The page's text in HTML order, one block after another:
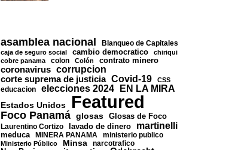
asamblea nacional Blanqueo de Capitales
caja de seguro social cambio democratico
chiriqui
cobre panama
colon Colón contrato minero
coronavirus corrupcion
corte suprema de justicia Covid-19 CSS
educacion elecciones 2024 EN LA MIRA
Estados Unidos Featured
Foco Panamá glosas Glosas de Foco
Laurentino Cortizo lavado de dinero martinelli
meduca MINERA PANAMA ministerio publico
Ministerio Público Minsa
narcotrafico